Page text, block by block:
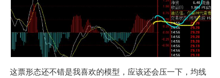
这票形态还不错是我喜欢的模型，应该还会压一下，均线